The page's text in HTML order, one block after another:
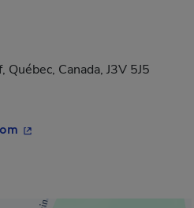
Canada, J3V 5J5
- Cet hyperlien s'ouvrira